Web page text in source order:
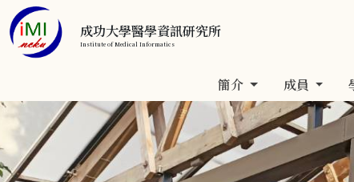
成功大學醫學資訊研究所
Institute of Medical Informatics
簡介 成員